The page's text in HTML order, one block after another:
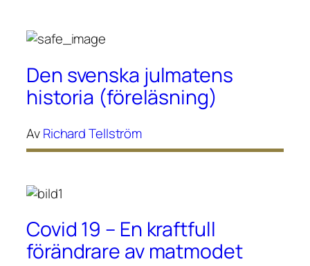
Den svenska julmatens
historia (föreläsning)
AvRichard Tellström
Covid 19 – En kraftfull
förändrare av matmodet